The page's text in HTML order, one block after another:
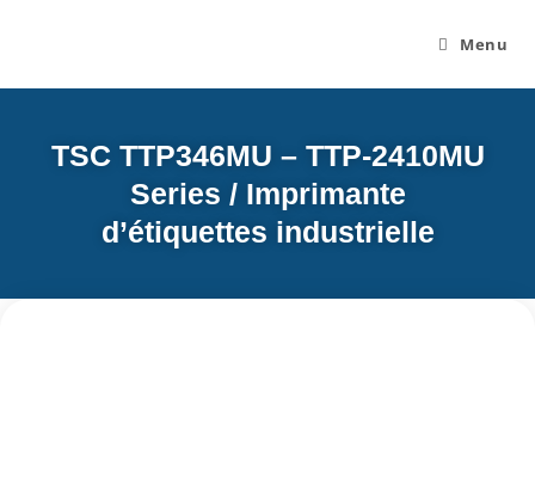
Menu
TSC TTP346MU – TTP-2410MU
Series / Imprimante
d’étiquettes industrielle